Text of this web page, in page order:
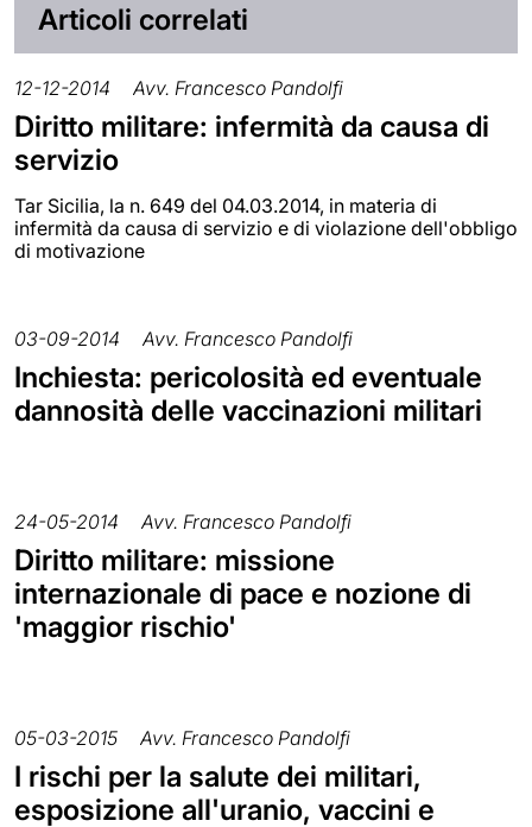
Articoli correlati
12-12-2014 Avv. Francesco Pandolfi
Diritto militare: infermità da causa di
servizio
Tar Sicilia, la n. 649 del 04.03.2014, in materia di
infermità da causa di servizio e di violazione dell'obbligo
di motivazione
03-09-2014 Avv. Francesco Pandolfi
Inchiesta: pericolosità ed eventuale
dannosità delle vaccinazioni militari
24-05-2014 Avv. Francesco Pandolfi
Diritto militare: missione
internazionale di pace e nozione di
'maggior rischio'
05-03-2015 Avv. Francesco Pandolfi
I rischi per la salute dei militari,
esposizione all'uranio, vaccini e